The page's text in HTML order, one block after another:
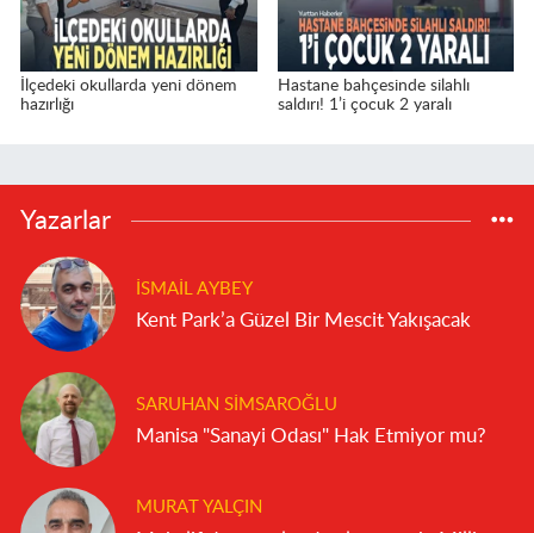
İlçedeki okullarda yeni dönem
hazırlığı
Hastane bahçesinde silahlı
saldırı! 1’i çocuk 2 yaralı
Yazarlar
İSMAIL AYBEY
Kent Park’a Güzel Bir Mescit Yakışacak
SARUHAN SIMSAROĞLU
Manisa "Sanayi Odası" Hak Etmiyor mu?
MURAT YALÇIN